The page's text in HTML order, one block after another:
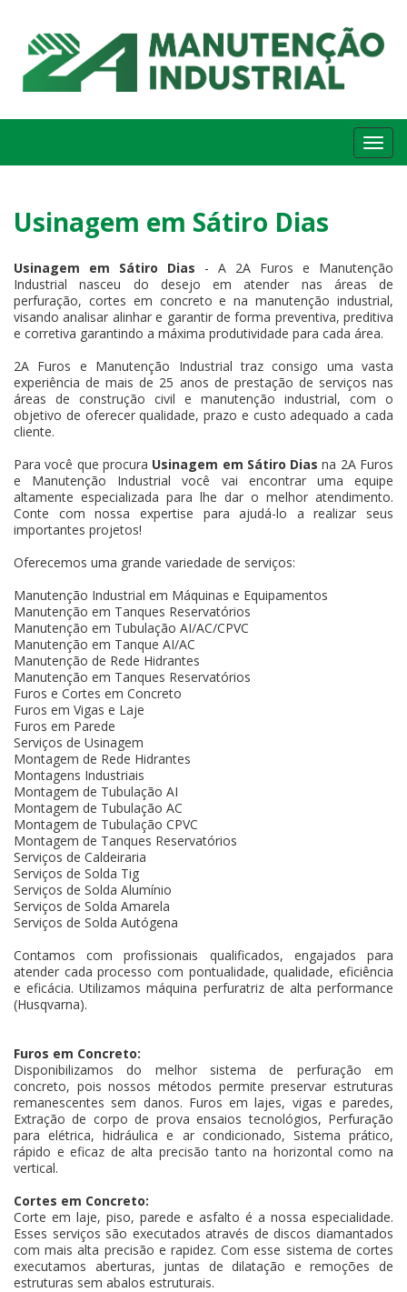
Usinagem em Sátiro Dias
Usinagem em Sátiro Dias - A 2A Furos e Manutenção
Industrial nasceu do desejo em atender nas áreas de
perfuração, cortes em concreto e na manutenção industrial,
visando analisar alinhar e garantir de forma preventiva, preditiva
e corretiva garantindo a máxima produtividade para cada área.
2A Furos e Manutenção Industrial traz consigo uma vasta
experiência de mais de 25 anos de prestação de serviços nas
áreas de construção civil e manutenção industrial, com o
objetivo de oferecer qualidade, prazo e custo adequado a cada
cliente.
Para você que procura Usinagem em Sátiro Diasna 2A Furos
e Manutenção Industrial você vai encontrar uma equipe
altamente especializada para lhe dar o melhor atendimento.
Conte com nossa expertise para ajudá-lo a realizar seus
importantes projetos!
Oferecemos uma grande variedade de serviços:
Manutenção Industrial em Máquinas e Equipamentos
Manutenção em Tanques Reservatórios
Manutenção em Tubulação AI/AC/CPVC
Manutenção em Tanque AI/AC
Manutenção de Rede Hidrantes
Manutenção em Tanques Reservatórios
Furos e Cortes em Concreto
Furos em Vigas e Laje
Furos em Parede
Serviços de Usinagem
Montagem de Rede Hidrantes
Montagens Industriais
Montagem de Tubulação AI
Montagem de Tubulação AC
Montagem de Tubulação CPVC
Montagem de Tanques Reservatórios
Serviços de Caldeiraria
Serviços de Solda Tig
Serviços de Solda Alumínio
Serviços de Solda Amarela
Serviços de Solda Autógena
Contamos com profissionais qualificados, engajados para
atender cada processo com pontualidade, qualidade, eficiência
e eficácia. Utilizamos máquina perfuratriz de alta performance
(Husqvarna).
Furos em Concreto:
Disponibilizamos do melhor sistema de perfuração em
concreto, pois nossos métodos permite preservar estruturas
remanescentes sem danos. Furos em lajes, vigas e paredes,
Extração de corpo de prova ensaios tecnológios, Perfuração
para elétrica, hidráulica e ar condicionado, Sistema prático,
rápido e eficaz de alta precisão tanto na horizontal como na
vertical.
Cortes em Concreto:
Corte em laje, piso, parede e asfalto é a nossa especialidade.
Esses serviços são executados através de discos diamantados
com mais alta precisão e rapidez. Com esse sistema de cortes
executamos aberturas, juntas de dilatação e remoções de
estruturas sem abalos estruturais.